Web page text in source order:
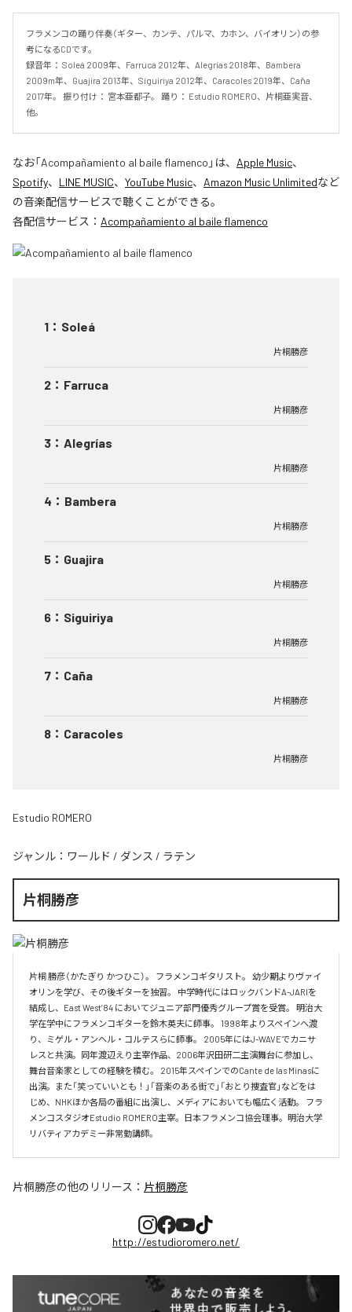
フラメンコの踊り伴奏（ギター、カンテ、パルマ、カホン、バイオリン）の参
考になるCDです。
録音年： Soleá 2009年、Farruca 2012年、Alegrías 2018年、Bambera
2009m年、Guajira 2013年、Siguiriya 2012年、Caracoles 2019年、Caña
2017年。 振り付け： 宮本亜都子。 踊り： Estudio ROMERO、片桐亜実音、
他。
なお「Acompañamiento al baile flamenco 」は、 Apple Music、
Spotify、 LINE MUSIC、 YouTube Music、 Amazon Music Unlimitedなど
の音楽配信サービスで聴くことができる。
各配信サービス： Acompañamiento al baile flamenco
1 ： Soleá
片桐勝彦
2 ： Farruca
片桐勝彦
3 ： Alegrías
片桐勝彦
4 ： Bambera
片桐勝彦
5 ： Guajira
片桐勝彦
6 ： Siguiriya
片桐勝彦
7 ： Caña
片桐勝彦
8 ： Caracoles
片桐勝彦
Estudio ROMERO
ジャンル： ワールド / ダンス / ラテン
片桐勝彦
片桐 勝彦（かたぎり かつひこ）。 フラメンコギタリスト。 幼少期よりヴァイ
オリンを学び、その後ギターを独習。 中学時代にはロックバンドA-JARIを
結成し、East West’84 においてジュニア部門優秀グループ賞を受賞。 明治大
学在学中にフラメンコギターを鈴木英夫に師事。 1998年よりスペインへ渡
り、ミゲル・アンヘル・コルテスらに師事。 2005年にはJ-WAVEでカニサ
レスと共演。同年渡辺えり主宰作品、2006年沢田研二主演舞台に参加し、
舞台音楽家としての経験を積む。 2015年スペインでのCante de las Minasに
出演。また「笑っていいとも！」「音楽のある街で」「おとり捜査官」などをは
じめ、NHKほか各局の番組に出演し、メディアにおいても幅広く活動。 フラ
メンコスタジオEstudio ROMERO主宰。日本フラメンコ協会理事。明治大学
リバティアカデミー非常勤講師。
片桐勝彦の他のリリース： 片桐勝彦
http://estudioromero.net/